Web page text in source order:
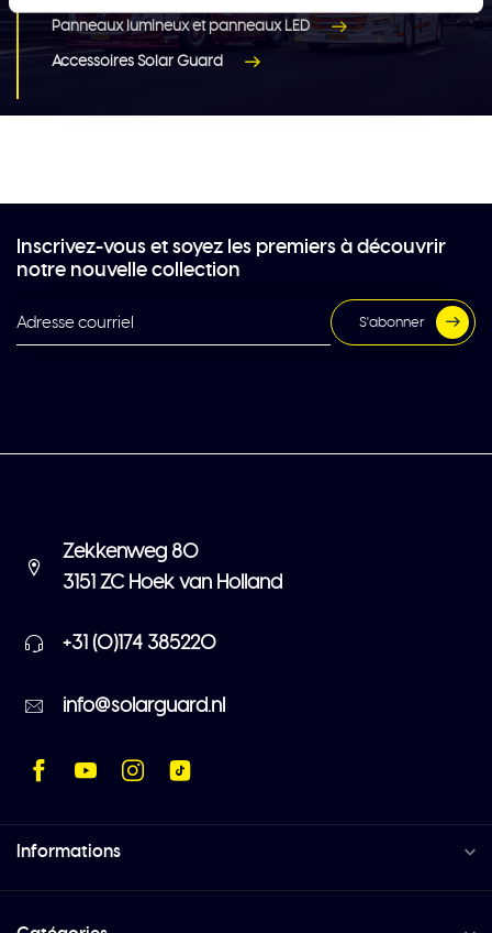
Panneaux lumineux et panneaux LED
Accessoires Solar Guard
Inscrivez-vous et soyez les premiers à découvrir
notre nouvelle collection
S'abonner
Zekkenweg 80
3151 ZC Hoek van Holland
+31 (0)174 385220
info@solarguard.nl
Informations